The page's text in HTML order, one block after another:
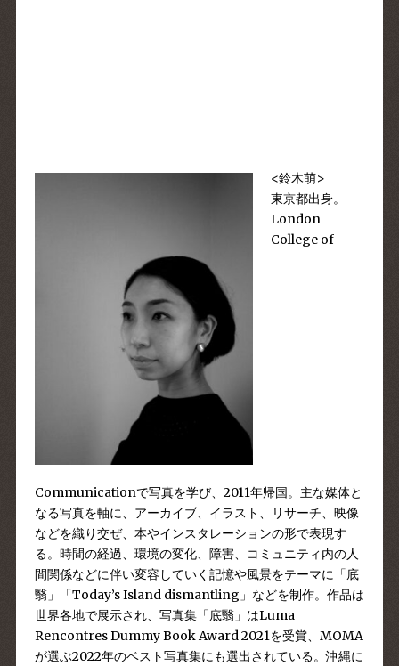
<鈴木萌>
東京都出身。
London
College of
Communicationで写真を学び、2011年帰国。主な媒体と
なる写真を軸に、アーカイブ、イラスト、リサーチ、映像
などを織り交ぜ、本やインスタレーションの形で表現す
る。時間の経過、環境の変化、障害、コミュニティ内の人
間関係などに伴い変容していく記憶や風景をテーマに「底
翳」「Today’s Island dismantling」などを制作。作品は
世界各地で展示され、写真集「底翳」はLuma
Rencontres Dummy Book Award 2021を受賞、MOMA
が選ぶ2022年のベスト写真集にも選出されている。沖縄に